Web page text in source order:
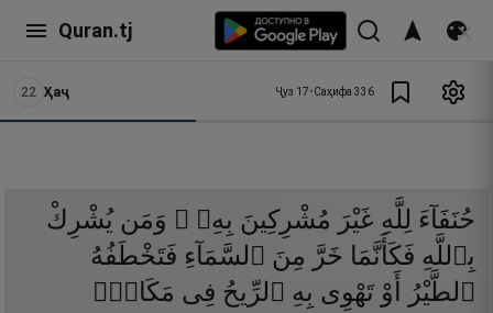
Quran.tj
22 Ҳаҷ Ҷуз 17•Саҳифа 336
حُنَفَآءَ لِلَّهِ غَيْرَ مُشْرِكِينَ بِهِۦ ۚ وَمَن يُشْرِكْ
بِٱللَّهِ فَكَأَنَّمَا خَرَّ مِنَ ٱلسَّمَآءِ فَتَخْطَفُهُ
ٱلطَّيْرُ
أَوْ تَهْوِى بِهِ ٱلرِّيحُ فِى مَكَانٍۢ